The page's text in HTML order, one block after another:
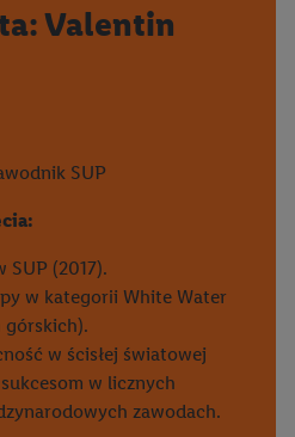
Valentin
SUP
SUP (2017).
w kategorii White Water
górskich).
w ścisłej światowej
w licznych
zawodach.